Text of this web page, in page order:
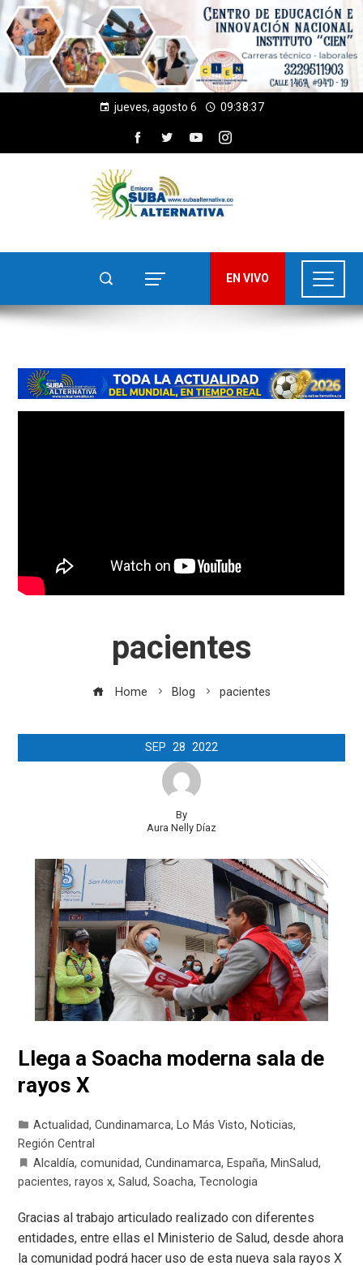
jueves, agosto 6 09:38:38
EN VIVO
pacientes
Home Blog pacientes
SEP 28 2022
By
Aura Nelly Díaz
Llega a Soacha moderna sala de
rayos X
Actualidad,Cundinamarca, Lo Más Visto, Noticias,
Región Central
Alcaldía,comunidad,Cundinamarca, España, MinSalud,
pacientes,rayos x,Salud,Soacha,Tecnologia
Gracias al trabajo articulado realizado con diferentes
entidades, entre ellas el Ministerio de Salud, desde ahora
la comunidad podrá hacer uso de esta nueva sala rayos X